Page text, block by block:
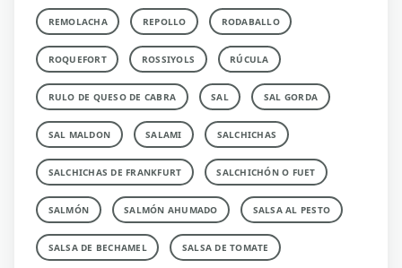
REMOLACHA REPOLLO RODABALLO
ROQUEFORT ROSSIYOLS RÚCULA
RULO DE QUESO DE CABRA SAL SAL GORDA
SAL MALDON SALAMI SALCHICHAS
SALCHICHAS DE FRANKFURT SALCHICHÓN O FUET
SALMÓN SALMÓN AHUMADO SALSA AL PESTO
SALSA DE BECHAMEL SALSA DE TOMATE